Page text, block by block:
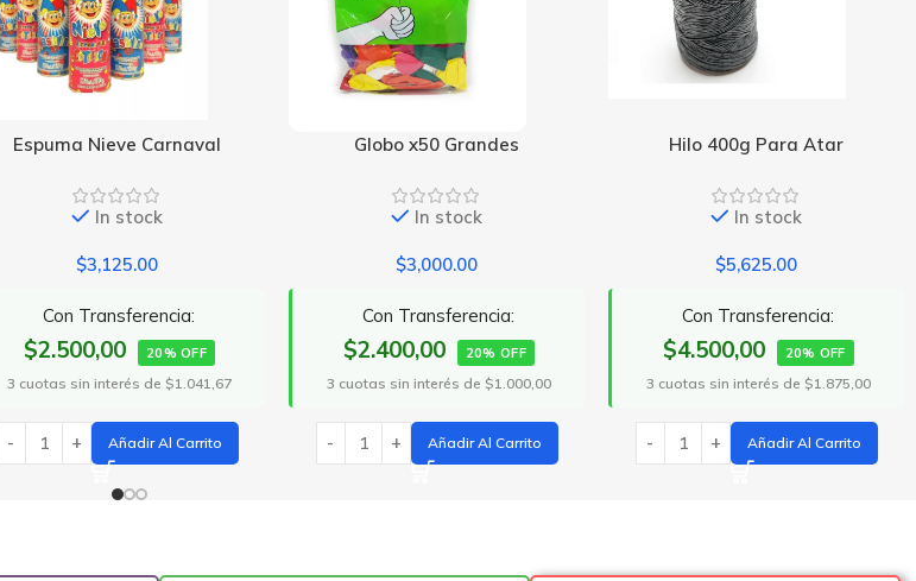
Globo x50 Grandes
In stock
$3,000.00
Con Transferencia:
$2.400,00 20% OFF
3 cuotas sin interés de $1.000,00
Añadir Al Carrito
Hilo 400g Para Atar
In stock
$5,625.00
Con Transferencia:
$4.500,00 20% OFF
3 cuotas sin interés de $1.875,00
Añadir Al Carrito
Hilo Algodón Barrilete
In stock
$343.75
Con Transferencia:$275,00
20% OFF
3 cuotas sin interés de $114,58
Añadir Al Carrito